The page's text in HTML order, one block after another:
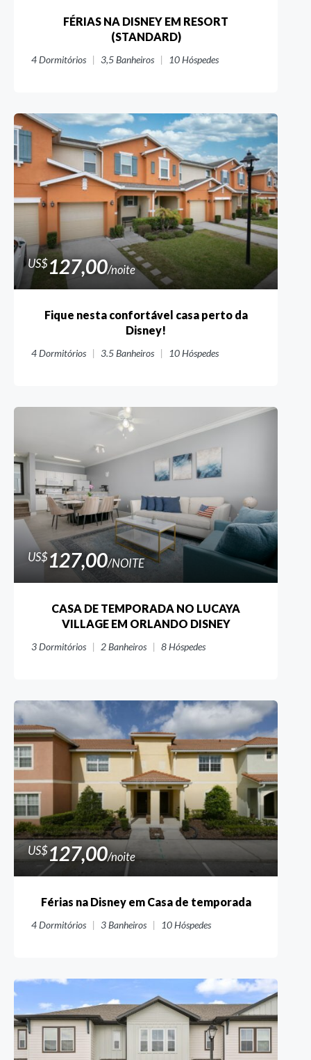
FÉRIAS NA DISNEY EM RESORT
(STANDARD)
4Dormitórios 3,5Banheiros 10Hóspedes
US$127,00/noite
Fique nesta confortável casa perto da
Disney!
4Dormitórios 3.5Banheiros 10Hóspedes
US$127,00/NOITE
CASA DE TEMPORADA NO LUCAYA
VILLAGE EM ORLANDO DISNEY
3Dormitórios 2Banheiros 8Hóspedes
US$127,00/noite
Férias na Disney em Casa de temporada
4Dormitórios 3Banheiros 10Hóspedes